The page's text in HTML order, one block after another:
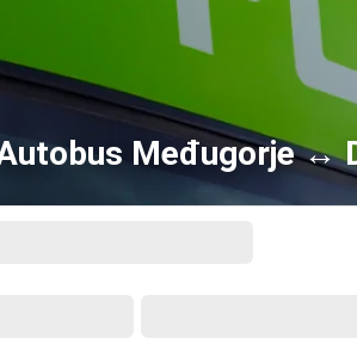
Međugorje ↔